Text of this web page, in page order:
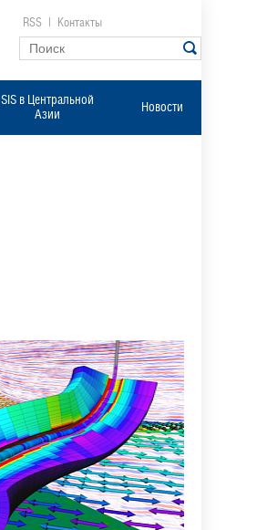
RSS Контакты
SIS в Центральной
Азии
Новости